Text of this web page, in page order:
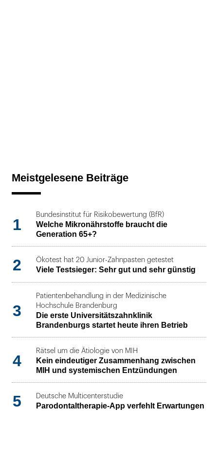
Meistgelesene Beiträge
1
Bundesinstitut für Risikobewertung (BfR)
Welche Mikronährstoffe braucht die
Generation 65+?
2 Ökotest hat 20 Junior-Zahnpasten getestet
Viele Testsieger: Sehr gut und sehr günstig
3
Patientenbehandlung in der Medizinische
Hochschule Brandenburg
Die erste Universitätszahnklinik
Brandenburgs startet heute ihren Betrieb
4
Rätsel um die Ätiologie von MIH
Kein eindeutiger Zusammenhang zwischen
MIH und systemischen Entzündungen
5 Deutsche Multicenterstudie
Parodontaltherapie-App verfehlt Erwartungen